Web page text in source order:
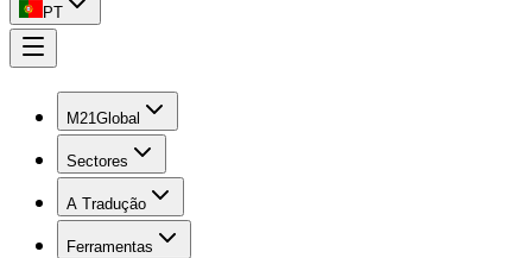
PT
M21Global
Sectores
A Tradução
Ferramentas